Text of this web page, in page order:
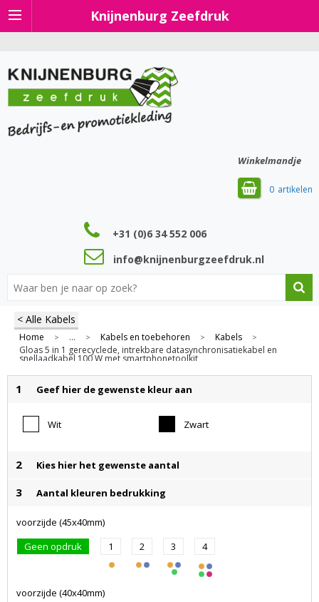
Knijnenburg Zeefdruk
Winkelmandje
0
+31 (0)6 34 552 006
info@knijnenburgzeefdruk.nl
< Alle Kabels
Home > ... > Kabels en toebehoren > Kabels >
Gloas 5 in 1 gerecyclede, intrekbare datasynchronisatiekabel en
snellaadkabel 100 W met smartphonetoolkit
1 Geef hier de gewenste kleur aan
Wit Zwart
2 Kies hier het gewenste aantal
3 Aantal kleuren bedrukking
voorzijde (45x40mm)
Geen opdruk
1 2 3 4
voorzijde (40x40mm)